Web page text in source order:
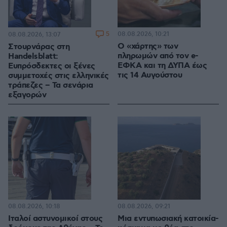
Στουρνάρας στη
Handelsblatt:
Ευπρόσδεκτες οι ξένες
συμμετοχές στις ελληνικές
τράπεζες – Τα σενάρια
εξαγορών
08.08.2026, 13:07 5
Ο «χάρτης» των
πληρωμών από τον e-
ΕΦΚΑ και τη ΔΥΠΑ έως
τις 14 Αυγούστου
08.08.2026, 10:21
Ιταλοί αστυνομικοί στους
08.08.2026, 10:18
Μια εντυπωσιακή κατοικία-
08.08.2026, 09:21